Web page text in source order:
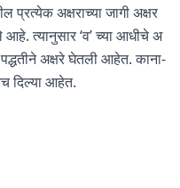
अक्षराच्या जागी अक्षर
आहे. त्यानुसार ‘व’ च्या आधीचे अ
पद्धतीने अक्षरे घेतली आहेत. काना-
दिल्या आहेत.